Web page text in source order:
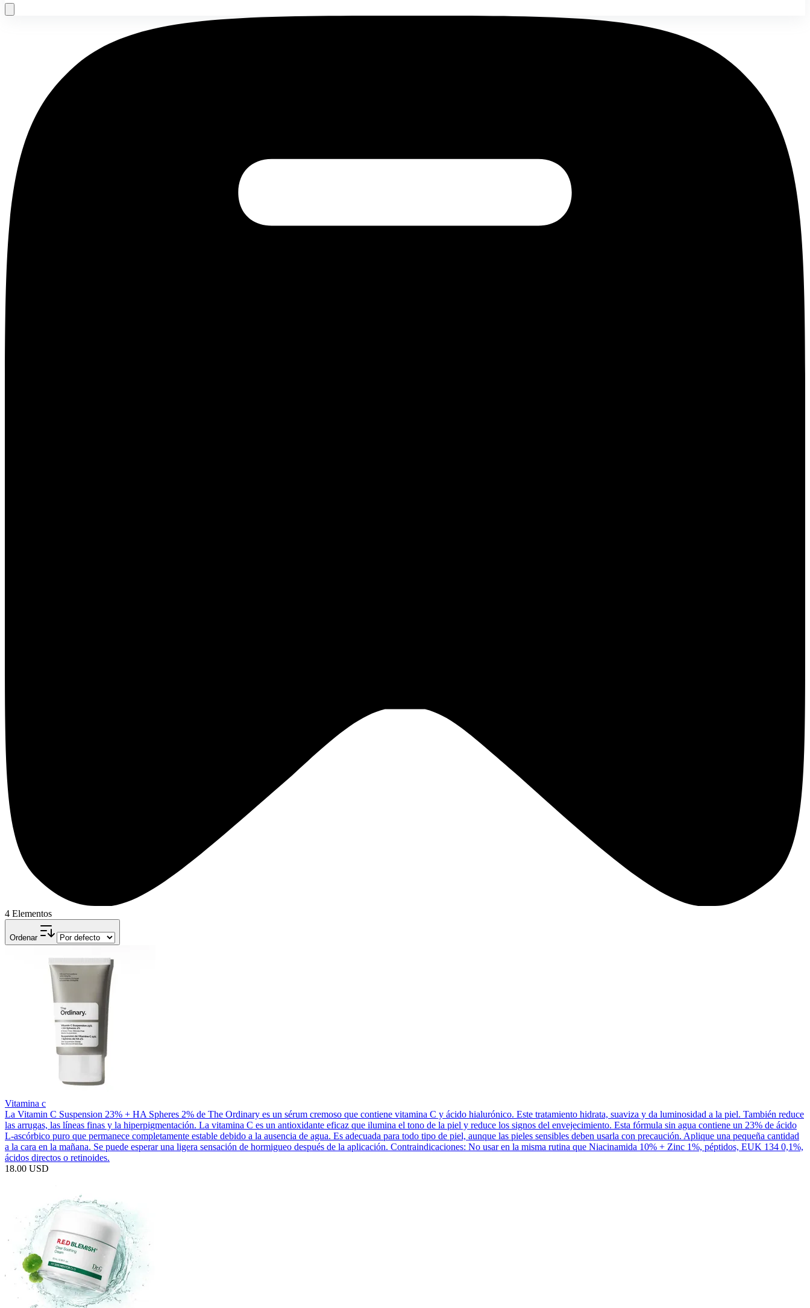
4 Elementos
Ordenar
Vitamina c
La Vitamin C Suspension 23% + HA Spheres 2% de The Ordinary es un sérum cremoso que contiene vitamina C y ácido hialurónico. Este tratamiento hidrata, suaviza y da luminosidad a la piel. También reduce
las arrugas, las líneas finas y la hiperpigmentación. La vitamina C es un antioxidante eficaz que ilumina el tono de la piel y reduce los signos del envejecimiento. Esta fórmula sin agua contiene un 23% de ácido
L-ascórbico puro que permanece completamente estable debido a la ausencia de agua. Es adecuada para todo tipo de piel, aunque las pieles sensibles deben usarla con precaución. Aplique una pequeña cantidad
a la cara en la mañana. Se puede esperar una ligera sensación de hormigueo después de la aplicación. Contraindicaciones: No usar en la misma rutina que Niacinamida 10% + Zinc 1%, péptidos, EUK 134 0,1%,
ácidos directos o retinoides.
18.00 USD